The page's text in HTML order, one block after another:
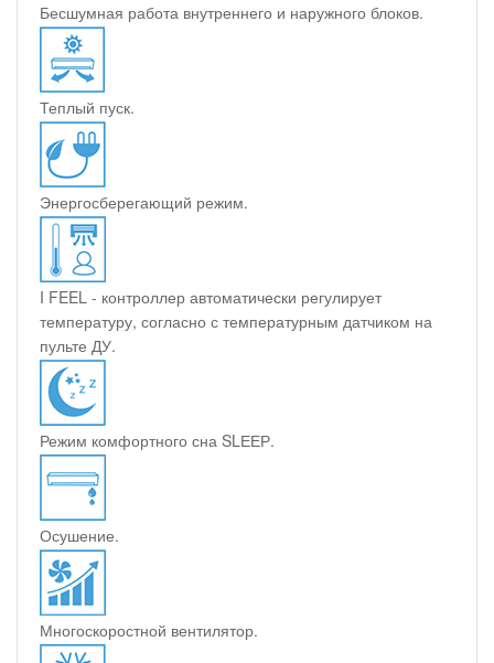
Бесшумная работа внутреннего и наружного блоков.
Теплый пуск.
Энергосберегающий режим.
I FEEL - контроллер автоматически регулирует
температуру, согласно с температурным датчиком на
пульте ДУ.
Режим комфортного сна SLЕЕР.
Осушение.
Многоскоростной вентилятор.